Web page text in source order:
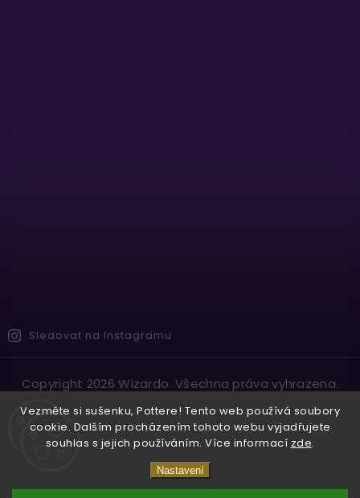
Vezměte si sušenku, Pottere! Tento web používá soubory
cookie. Dalším procházením tohoto webu vyjadřujete
souhlas s jejich používáním. Více informací zde.
Nastavení
Sledovat na Instagramu
Copyright 2026Wizardo. Všechna práva vyhrazena.
VytvořilShoptet| DesignShoptak.cz.